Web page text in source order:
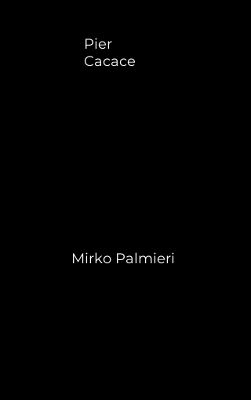
Pier
Cacace
Mirko Palmieri